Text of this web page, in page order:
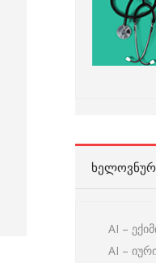
AI –
AI –